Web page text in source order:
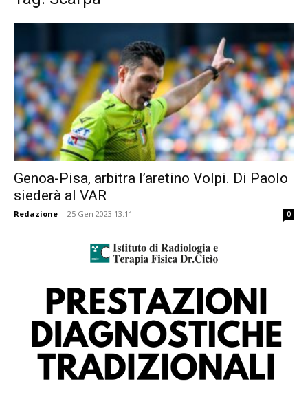
Genoa-Pisa, arbitra l’aretino Volpi. Di Paolo
siederà al VAR
Redazione - 25 Gen 2023 13:11 0